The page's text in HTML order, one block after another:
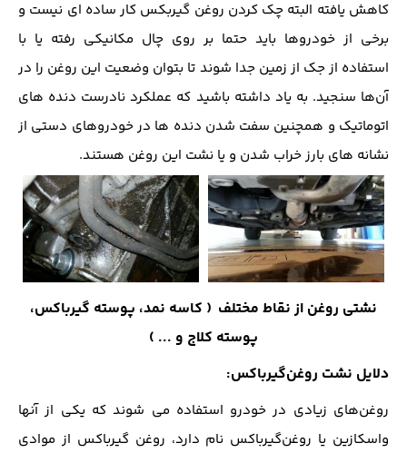
کاهش یافته البته چک کردن روغن گیربکس کار ساده ای نیست و
برخی از خودروها باید حتما بر روی چال مکانیکی رفته یا با
استفاده از جک از زمین جدا شوند تا بتوان وضعیت این روغن را در
آن‌ها سنجید. به یاد داشته باشید که عملکرد نادرست دنده های
اتوماتیک و همچنین سفت شدن دنده ها در خودروهای دستی از
نشانه های بارز خراب شدن و یا نشت این روغن هستند.
نشتی روغن از نقاط مختلف ( کاسه نمد، پوسته گیرباکس،
پوسته کلاج و ... )
دلایل نشت روغن‌گیرباکس:
روغن‌های زیادی در خودرو استفاده می شوند که یکی از آنها
واسکازین یا روغن‌گیرباکس نام دارد، روغن گیرباکس از موادی